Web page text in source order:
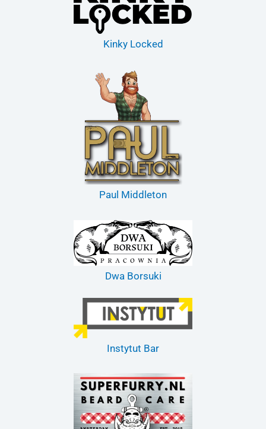
Kinky Locked
Paul Middleton
Dwa Borsuki
Instytut Bar